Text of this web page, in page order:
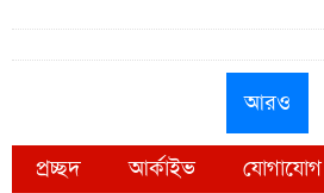
আরও
প্রচ্ছদ আর্কাইভ যোগাযোগ